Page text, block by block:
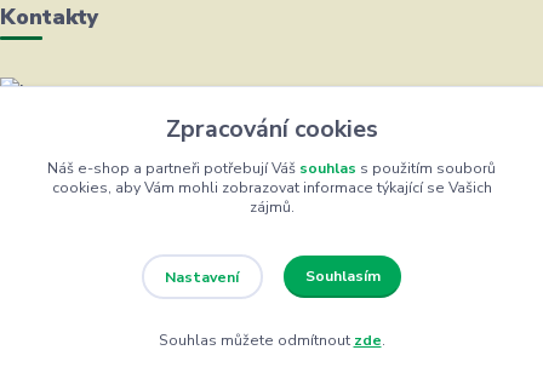
Kontakty
Helena Bayerová
+420 604 711 491
(Po-Čt, 8-16 hod.)
Eshop ŽUFRIK.cz © Copyright 2012 - 2026
Zpracování cookies
Náš e-shop a partneři potřebují Váš souhlas s použitím souborů
cookies, aby Vám mohli zobrazovat informace týkající se Vašich
zájmů.
Nastavení Souhlasím
Souhlas můžete odmítnout zde.